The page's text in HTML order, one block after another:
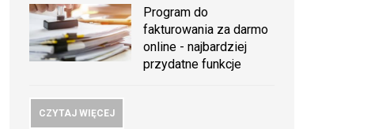
Program do
fakturowania za darmo
online - najbardziej
przydatne funkcje
CZYTAJ WIĘCEJ